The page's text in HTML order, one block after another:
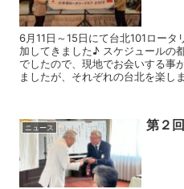
6月11日～15日にて台北101ロー
加してきました♪ スケジュールの
でしたので、現地でお会いする事
ましたが、それぞれの台北を楽し
ニュース 第２